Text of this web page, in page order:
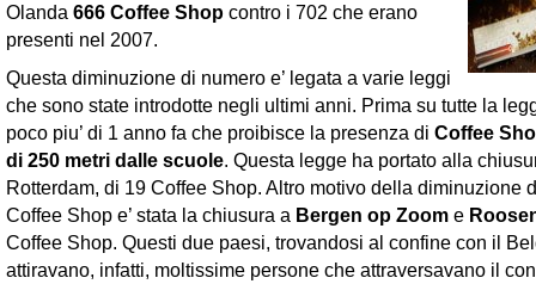
Olanda 666 Coffee Shop contro i 702 che erano
presenti nel 2007.
Questa diminuzione di numero e’ legata a varie leggi
che sono state introdotte negli ultimi anni. Prima su tutte la
poco piu’ di 1 anno fa che proibisce la presenza di Coffee
di 250 metri dalle scuole. Questa legge ha portato alla
Rotterdam, di 19 Coffee Shop. Altro motivo della diminuzione
Coffee Shop e’ stata la chiusura a Bergen op Zoom e
Coffee Shop. Questi due paesi, trovandosi al confine con il
attiravano, infatti, moltissime persone che attraversavano il